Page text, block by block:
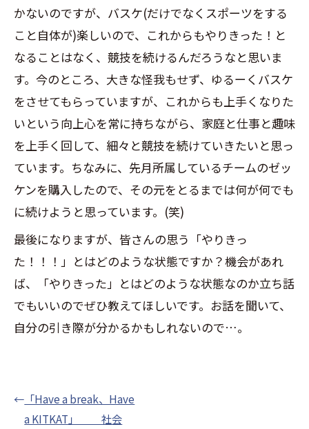
かないのですが、バスケ(だけでなくスポーツをする
こと自体が)楽しいので、これからもやりきった！と
なることはなく、競技を続けるんだろうなと思いま
す。今のところ、大きな怪我もせず、ゆるーくバスケ
をさせてもらっていますが、これからも上手くなりた
いという向上心を常に持ちながら、家庭と仕事と趣味
を上手く回して、細々と競技を続けていきたいと思っ
ています。ちなみに、先月所属しているチームのゼッ
ケンを購入したので、その元をとるまでは何が何でも
に続けようと思っています。(笑)
最後になりますが、皆さんの思う「やりきっ
た！！！」とはどのような状態ですか？機会があれ
ば、「やりきった」とはどのような状態なのか立ち話
でもいいのでぜひ教えてほしいです。お話を聞いて、
自分の引き際が分かるかもしれないので…。
← 「Have a break、Have
a KITKAT」 社会